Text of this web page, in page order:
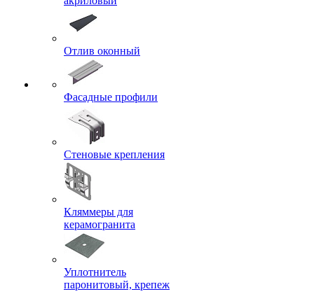
Отлив оконный
Фасадные профили
Стеновые крепления
Кляммеры для
керамогранита
Уплотнитель
паронитовый, крепеж